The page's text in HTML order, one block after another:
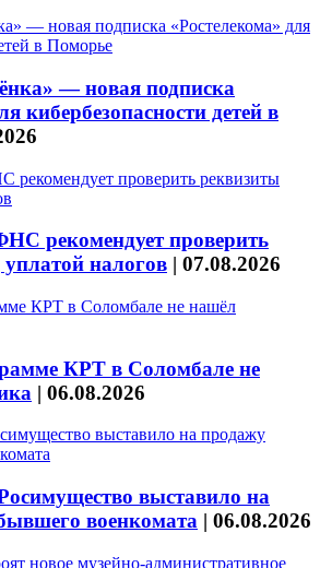
— новая подписка
кибербезопасности детей в
рекомендует проверить
налогов | 07.08.2026
КРТ в Соломбале не
| 06.08.2026
выставило на
военкомата | 06.08.2026